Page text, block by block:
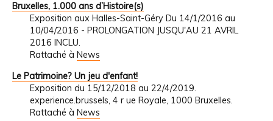
Bruxelles, 1.000 ans d’Histoire(s)
Exposition aux Halles-Saint-Géry Du 14/1/2016 au
10/04/2016 - PROLONGATION JUSQU'AU 21 AVRIL
2016 INCLU.
Rattaché à News
Le Patrimoine? Un jeu d'enfant!
Exposition du 15/12/2018 au 22/4/2019.
experience.brussels, 4 r ue Royale, 1000 Bruxelles.
Rattaché à News